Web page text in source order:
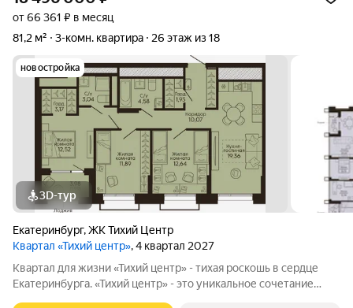
от 66 361 ₽ в месяц
81,2 м²
3-комн. квартира 26 этаж из 18
новостройка
3D-тур
Екатеринбург,ЖК Тихий Центр
Квартал «Тихий центр», 4 квартал 2027
Квартал для жизни «Тихий центр» - тихая роскошь в сердце
Екатеринбурга. «Тихий центр» - это уникальное сочетание